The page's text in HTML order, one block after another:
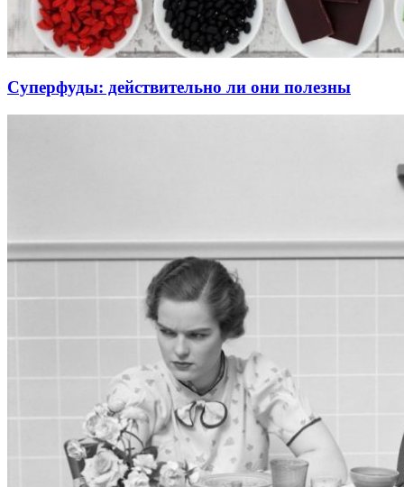
Суперфуды: действительно ли они полезны